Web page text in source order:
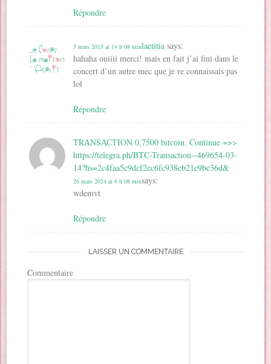
Répondre
laetitia says:
5 mars 2015 at 14 h 08 min
hahaha ouiiii merci! mais en fait j’ai fini dans le
concert d’un autre mec que je re connaissais pas
lol
Répondre
TRАNSАСТIОN 0,7500 bitсоin. Continue =>>
https://telegra.ph/BTC-Transaction--469654-03-
14?hs=2c4faa5c9dcf2ec6fc938eb21c9be36d&
says:
26 mars 2024 at 6 h 08 min
wdemvt
Répondre
LAISSER UN COMMENTAIRE
Commentaire